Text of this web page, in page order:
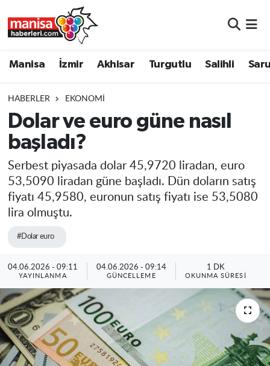
Manisa İzmir Akhisar Turgutlu Salihli
HABERLER EKONOMI
Dolar ve euro güne nasıl
başladı?
Serbest piyasada dolar 45,9720 liradan, euro
53,5090 liradan güne başladı. Dün doların satış
fiyatı 45,9580, euronun satış fiyatı ise 53,5080
lira olmuştu.
#Dolar euro
04.06.2026 - 09:11
YAYINLANMA
04.06.2026 - 09:14
GÜNCELLEME
1 DK
OKUNMA SÜRESI
Turgutlu
Salihli
Saruhanlı
Resmi İlanlar
Manisa Nöbetçi Eczaneler
Manisa Trafik Yoğunluk Haritası
Süper Lig Puan Durumu ve Fikstür
Tüm Manşetler
Haber Arşivi